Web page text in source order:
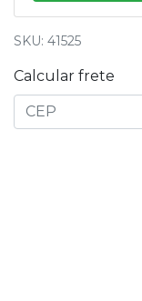
SKU: 41525
Calcular frete